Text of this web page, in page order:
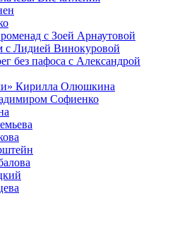
с Зоей Арнаутовой
с Лидией Винокуровой
без пафоса с Александрой
Кирилла Олюшкина
Софиенко